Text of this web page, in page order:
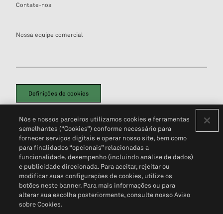
Contate-nos
Nossa equipe comercial
Definições de cookies
Política de PrivacidadePortal de privacidade do cliente (em inglês)
Não Venda Minhas Informações Pessoais© 2026 S&P Global
Nós e nossos parceiros utilizamos cookies e ferramentas
semelhantes (“Cookies”) conforme necessário para
fornecer serviços digitais e operar nosso site, bem como
para finalidades “opcionais” relacionadas a
funcionalidade, desempenho (incluindo análise de dados)
e publicidade direcionada. Para aceitar, rejeitar ou
modificar suas configurações de cookies, utilize os
botões neste banner. Para mais informações ou para
alterar sua escolha posteriormente, consulte nosso Aviso
sobre Cookies.